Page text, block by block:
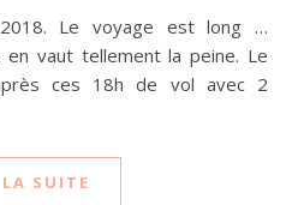
vaut tellement la peine. Le
ces 18h de vol avec 2
SUITE